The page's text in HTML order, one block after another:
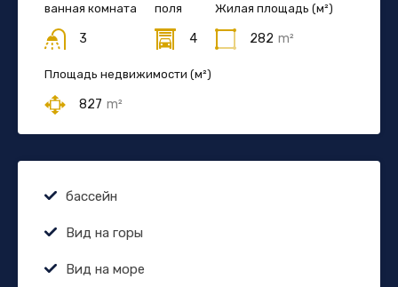
ванная комната
3
поля
4
Жилая площадь (м²)
282 m²
Площадь недвижимости (м²)
827 m²
бассейн
Вид на горы
Вид на море